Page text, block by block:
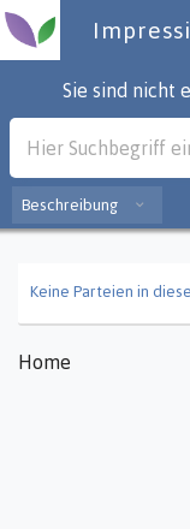
Sie sind nicht
Impression
Beschreibung
Keine Parteien in
Home